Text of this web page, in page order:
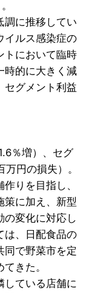
調に推移してい
イルス感染症の
トにおいて臨時
時的に大きく減
セグメント利益
％増）、セグ
円の損失）。
りを目指し、
策に加え、新型
の変化に対応し
は、日配食品の
同で野菜市を定
きた。
している店舗に